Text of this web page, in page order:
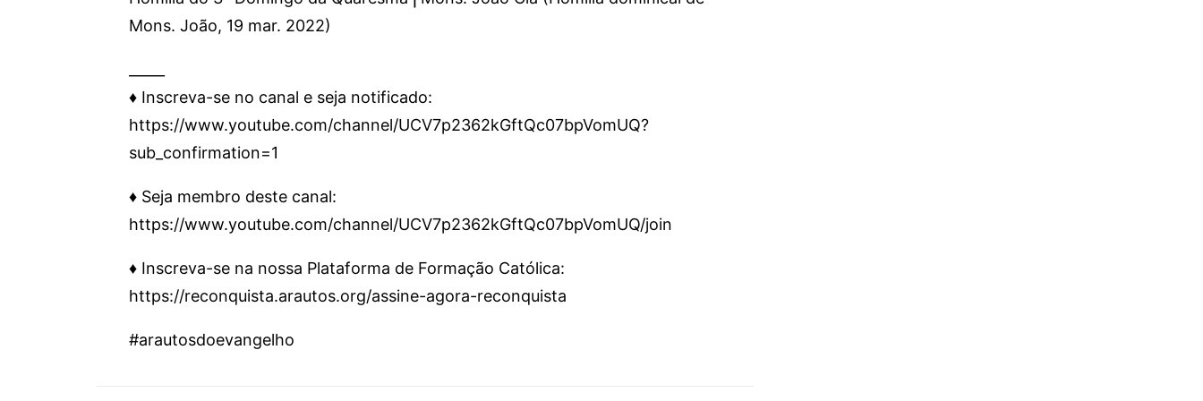
Mons. João, 19 mar. 2022)
♦️ Inscreva-se no canal e seja notificado:
https://www.youtube.com/channel/UCV7p2362kGftQc07bpVomUQ?
sub_confirmation=1
♦️ Seja membro deste canal:
https://www.youtube.com/channel/UCV7p2362kGftQc07bpVomUQ/join
♦️ Inscreva-se na nossa Plataforma de Formação Católica:
https://reconquista.arautos.org/assine-agora-reconquista
#arautosdoevangelho